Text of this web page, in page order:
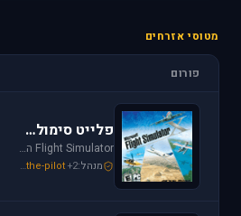
מטוסי אזרחים
פורום
פלייט סימולטור
Flight Simulator הוא סימולטור טיסה הפופולארי והריאליסטי ביותר בתחום התעופה האזרחית. שתף וקבל תמיכה עבור שדות תעופה, סינרים, צביעות ומטוסים עבור FSX ו-FS2004.
מנהל: ,the-pilot+2